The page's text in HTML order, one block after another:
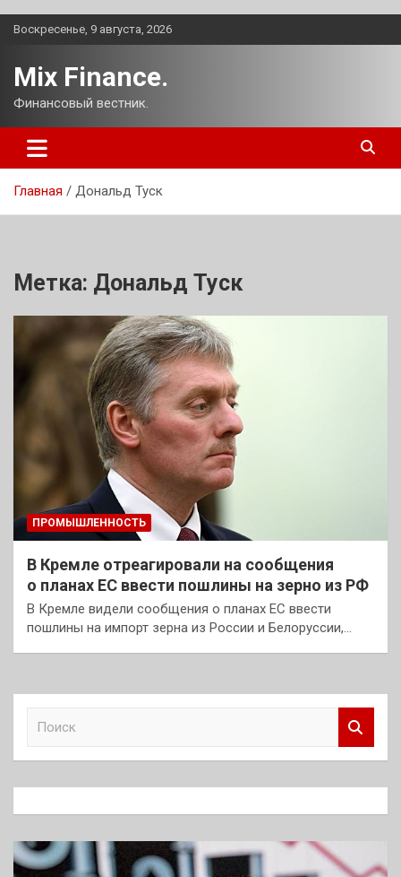
Перейти
Воскресенье, 9 августа, 2026
Mix Finance.
Финансовый вестник.
Главная Дональд Туск
Метка: Дональд Туск
ПРОМЫШЛЕННОСТЬ
В Кремле отреагировали на сообщения
о планах ЕС ввести пошлины на зерно из РФ
В Кремле видели сообщения о планах ЕС ввести
пошлины на импорт зерна из России и Белоруссии,…
к